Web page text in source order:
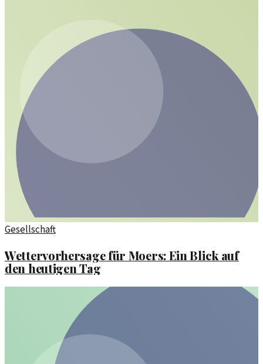
Gesellschaft
Wettervorhersage für Moers: Ein Blick auf
den heutigen Tag